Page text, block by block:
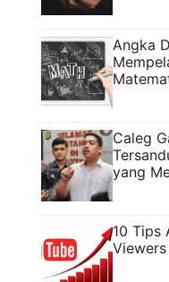
Angka
Caleg
yang
10 Tips